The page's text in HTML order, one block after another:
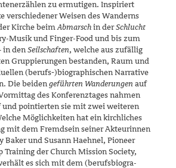
zu ermu­tigen. Inspiriert
verschiedener Weisen des Wan­derns
Kirche beim Abmarsch in derSchlucht
Musik und Finger-Food und bis zum
in denSeilschaften, welche aus zufällig
Gruppie­rungen bestanden, Raum und
(berufs‑)biogra­phi­schen Narrative
Die beiden geführten Wande­rungen auf
des Konferenztages nahmen
und pointierten sie mit zwei weiteren
Möglichkeiten hat ein kirchliches
mit dem Fremdsein seiner Akteurinnen
Baker und Susann Haehnel, Pioneer
Training der Church Mission Society,
es sich mit dem (berufs­bio­gra­